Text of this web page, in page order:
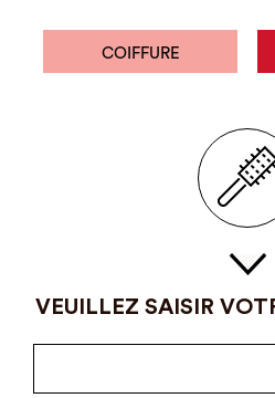
COIFFURE
VEUILLEZ SAISIR